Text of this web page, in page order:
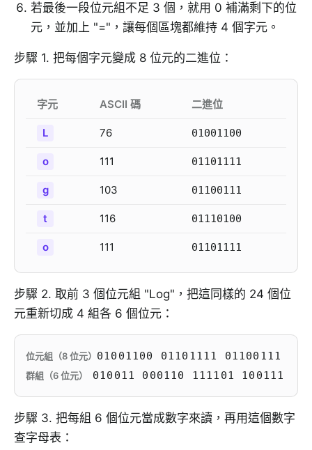
若最後一段位元組不足 3 個，就用 0 補滿剩下的位
元，並加上 "="，讓每個區塊都維持 4 個字元。
步驟 1. 把每個字元變成 8 位元的二進位：
字元 ASCII 碼 二進位
L 76 01001100
o 111 01101111
g 103 01100111
t 116 01110100
o 111 01101111
步驟 2. 取前 3 個位元組 "Log"，把這同樣的 24 個位
元重新切成 4 組各 6 個位元：
位元組（8 位元） 01001100 01101111 01100111
群組（6 位元） 010011 000110 111101 100111
步驟 3. 把每組 6 個位元當成數字來讀，再用這個數字
查字母表：